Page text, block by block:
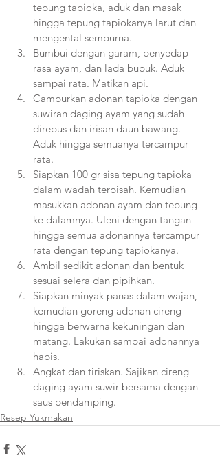
tepung tapioka, aduk dan masak
hingga tepung tapiokanya larut dan
mengental sempurna.
Bumbui dengan garam, penyedap
rasa ayam, dan lada bubuk. Aduk
sampai rata. Matikan api.
Campurkan adonan tapioka dengan
suwiran daging ayam yang sudah
direbus dan irisan daun bawang.
Aduk hingga semuanya tercampur
rata.
Siapkan 100 gr sisa tepung tapioka
dalam wadah terpisah. Kemudian
masukkan adonan ayam dan tepung
ke dalamnya. Uleni dengan tangan
hingga semua adonannya tercampur
rata dengan tepung tapiokanya.
Ambil sedikit adonan dan bentuk
sesuai selera dan pipihkan.
Siapkan minyak panas dalam wajan,
kemudian goreng adonan cireng
hingga berwarna kekuningan dan
matang. Lakukan sampai adonannya
habis.
Angkat dan tiriskan. Sajikan cireng
daging ayam suwir bersama dengan
saus pendamping.
Resep Yukmakan